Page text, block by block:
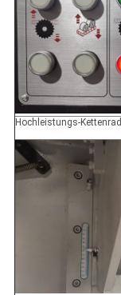
Hochleistungs-